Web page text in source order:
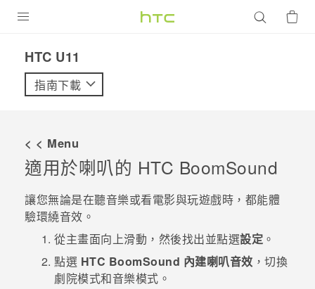
VIVE
配件
優惠專區
校園專案
銷售通路
支援服務
HTC U11‎
指南下載
< < Menu
適用於喇叭的 HTC BoomSound
讓您無論是在聽音樂或看電影與玩遊戲時，都能體
驗環繞音效。
從主畫面向上滑動，然後找出並點選設定 。
點選 HTC BoomSound 內建喇叭音效 ，切換
劇院模式和音樂模式。